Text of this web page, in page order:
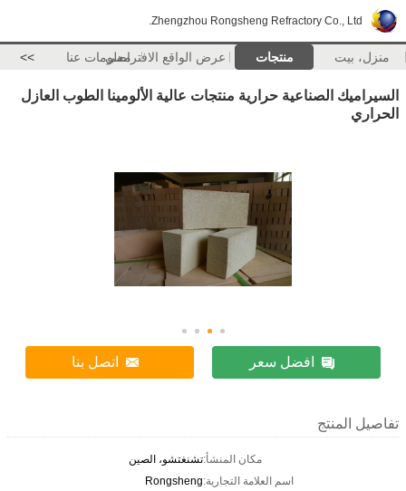
Zhengzhou Rongsheng Refractory Co., Ltd.
منزل، بيت منتجات عرض الواقع الافتراضيمعلومات عنا >>
السيراميك الصناعية حرارية منتجات عالية الألومينا الطوب العازل
الحراري
افضل سعر اتصل بنا
تفاصيل المنتج
مكان المنشأ:تشنغتشو، الصين
اسم العلامة التجارية:Rongsheng